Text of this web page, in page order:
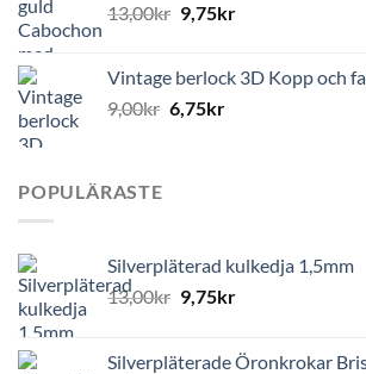
13,00kr 9,75kr
Vintage berlock 3D Kopp och
9,00kr 6,75kr
POPULÄRASTE
Silverpläterad kulkedja 1,5mm
13,00kr 9,75kr
Silverpläterade Öronkrokar